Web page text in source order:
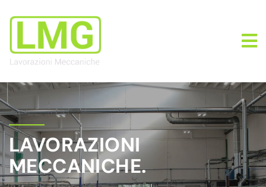
LAVORAZIONI
MECCANICHE.